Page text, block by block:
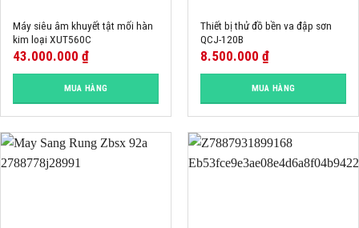
Máy siêu âm khuyết tật mối hàn
kim loại XUT560C
43.000.000 ₫
MUA HÀNG
Thiết bị thử đồ bền va đập sơn
QCJ-120B
8.500.000 ₫
MUA HÀNG